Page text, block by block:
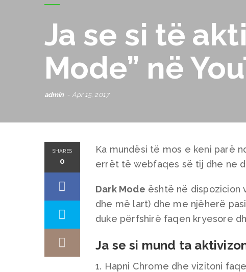
Ja se si të
Mode” në
admin Apr 15, 2017
SHARES
0
Ka mundësi të mos e keni parë
errët të webfaqes së tij dhe ne
Dark Mode është në dispozicion
dhe më lart) dhe me njëherë
duke përfshirë faqen kryesore
Ja se si mund ta
1. Hapni Chrome dhe vizitoni